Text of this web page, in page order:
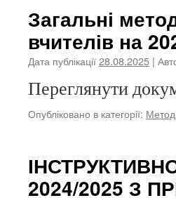
Загальні
вчителів на
Дата публікації28.08.2025 |
Переглянути
Опубліковано в категорії:
2024/2025 З